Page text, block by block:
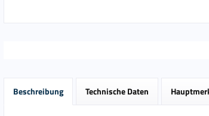
Beschreibung Technische Daten